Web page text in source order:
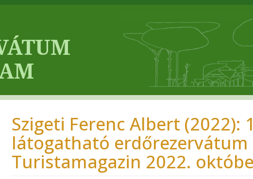
Szigeti Ferenc Albert (2022):
látogatható erdőrezervátum
Turistamagazin 2022.